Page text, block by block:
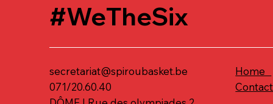
#WeTheSix
secretariat@spiroubasket.be
071/20.60.40
Home
Contact